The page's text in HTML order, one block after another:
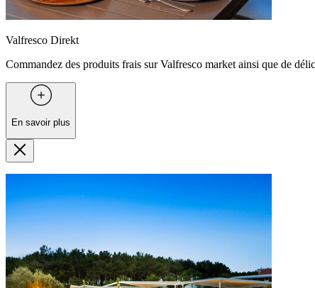
Valfresco Direkt
Commandez des produits frais sur Valfresco market ainsi que de
En savoir plus